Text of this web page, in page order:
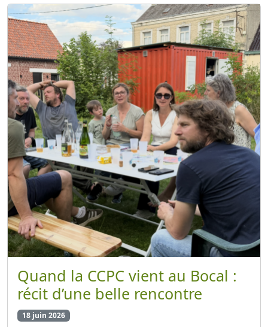
Quand la CCPC vient au Bocal :
récit d’une belle rencontre
18 juin 2026